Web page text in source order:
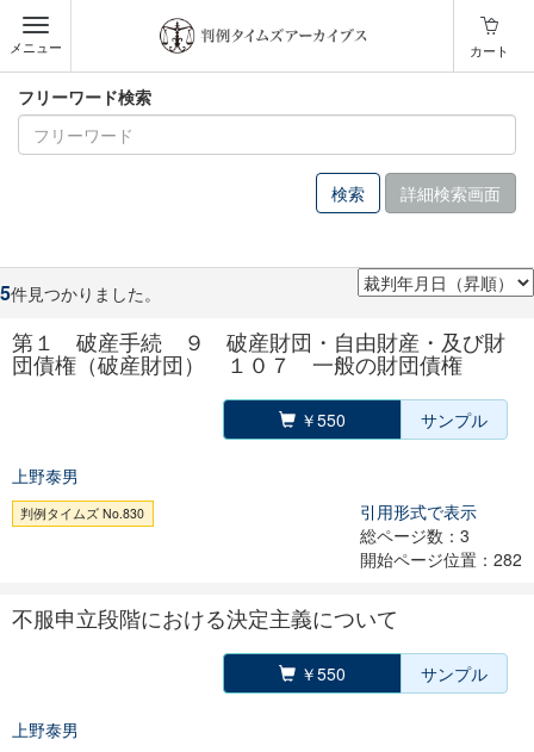
メニュー カート
フリーワード検索
詳細検索画面
5件見つかりました。
第１ 破産手続 ９ 破産財団・自由財産・及び財
団債権（破産財団） １０７ 一般の財団債権
￥550 サンプル
上野泰男
判例タイムズ No.830
引用形式で表示
総ページ数：3
開始ページ位置：282
不服申立段階における決定主義について
￥550 サンプル
上野泰男